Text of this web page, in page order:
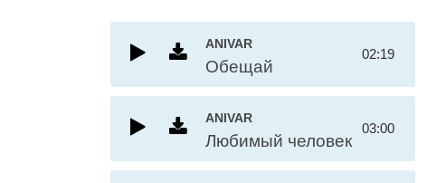
ANIVAR
Обещай
02:19
ANIVAR
Любимый человек
03:00